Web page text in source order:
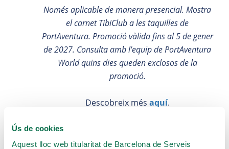
Ús de cookies
Aquest lloc web titularitat de Barcelona de Serveis
Només aplicable de manera presencial. Mostra
el carnet TibiClub a les taquilles de
PortAventura. Promoció vàlida fins al 5 de gener
de 2027. Consulta amb l'equip de PortAventura
World quins dies queden exclosos de la
promoció.
Descobreix més aquí.